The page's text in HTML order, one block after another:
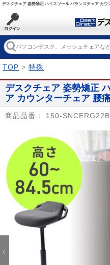
TOP > 特殊
デスクチェア 姿勢矯正
ア カウンターチェア 腰
商品品番： 150-